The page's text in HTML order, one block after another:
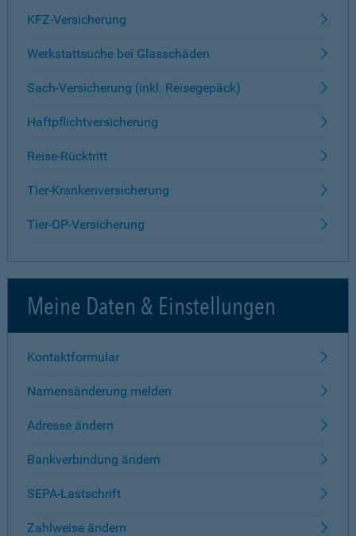
KFZ-Versicherung
Werkstattsuche bei Glasschäden
Sach-Versicherung (inkl. Reisegepäck)
Haftpflichtversicherung
Reise-Rücktritt
Tier-Krankenversicherung
Tier-OP-Versicherung
Meine Daten & Einstellungen
Kontaktformular
Namensänderung melden
Adresse ändern
Bankverbindung ändern
SEPA-Lastschrift
Zahlweise ändern